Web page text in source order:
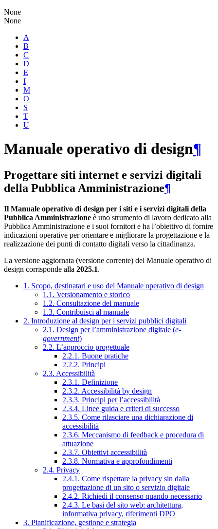
None
None
A
B
C
D
E
I
M
O
S
T
U
Manuale operativo di design¶
Progettare siti internet e servizi digitali
della Pubblica Amministrazione¶
Il Manuale operativo di design per i siti e i servizi digitali della
Pubblica Amministrazione è uno strumento di lavoro dedicato alla
Pubblica Amministrazione e i suoi fornitori e ha l’obiettivo di fornire
indicazioni operative per orientare e migliorare la progettazione e la
realizzazione dei punti di contatto digitali verso la cittadinanza.
La versione aggiornata (versione corrente) del Manuale operativo di
design corrisponde alla 2025.1.
1. Scopo, destinatari e uso del Manuale operativo di design
1.1. Versionamento e storico
1.2. Consultazione del manuale
1.3. Contribuisci al manuale
2. Introduzione al design per i servizi pubblici digitali
2.1. Design per l’amministrazione digitale (e-
government)
2.2. L’approccio progettuale
2.2.1. Buone pratiche
2.2.2. Principi
2.3. Accessibilità
2.3.1. Definizione
2.3.2. Accessibilità by design
2.3.3. Principi per l’accessibilità
2.3.4. Linee guida e criteri di successo
2.3.5. Come rilasciare una dichiarazione di
accessibilità
2.3.6. Meccanismo di feedback e procedura di
attuazione
2.3.7. Obiettivi accessibilità
2.3.8. Normativa e approfondimenti
2.4. Privacy
2.4.1. Come rispettare la privacy sin dalla
progettazione di un sito o servizio digitale
2.4.2. Richiedi il consenso quando necessario
2.4.3. Le basi del sito web: architettura,
informativa privacy, riferimenti DPO
3. Pianificazione, gestione e strategia